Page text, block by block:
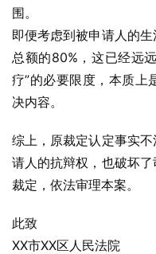
围。
即便考虑到被申请人的
总额的80%，这已经远
疗”的必要限度，本质上
决内容。
综上，原裁定认定事实
请人的抗辩权，也破坏
裁定，依法审理本案。
此致
XX市XX区人民法院